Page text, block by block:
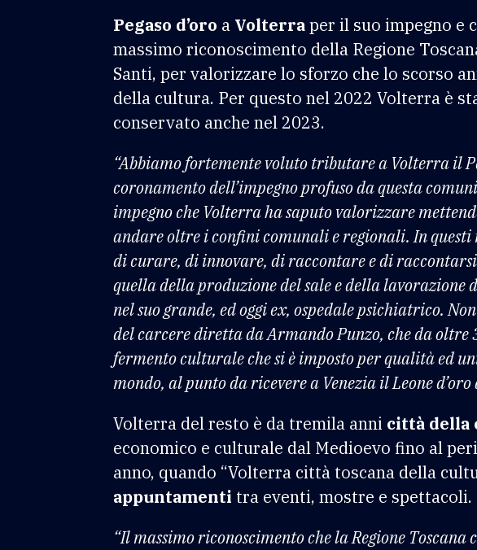
Pegaso d’oro a Volterraper il suo impegno e
massimo riconoscimento della Regione
Santi, per valorizzare lo sforzo che lo scorso
della cultura. Per questo nel 2022 Volterra è
conservato anche nel 2023.
“Abbiamo fortemente voluto tributare a Volterra il
coronamento dell’impegno profuso da questa
impegno che Volterra ha saputo valorizzare
andare oltre i confini comunali e regionali. In
di curare, di innovare, di raccontare e di
quella della produzione del sale e della
nel suo grande, ed oggi ex, ospedale psichiatrico.
del carcere diretta da Armando Punzo, che da oltre
fermento culturale che si è imposto per qualità ed
mondo, al punto da ricevere a Venezia il Leone
Volterra del resto è da tremila anni città della
economico e culturale dal Medioevo fino al
anno, quando “Volterra città toscana della
appuntamenti tra eventi, mostre e spettacoli.
“Il massimo riconoscimento che la Regione